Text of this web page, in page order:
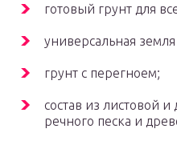
готовый грунт для
универсальная
грунт с перегноем;
состав из листовой
речного песка и